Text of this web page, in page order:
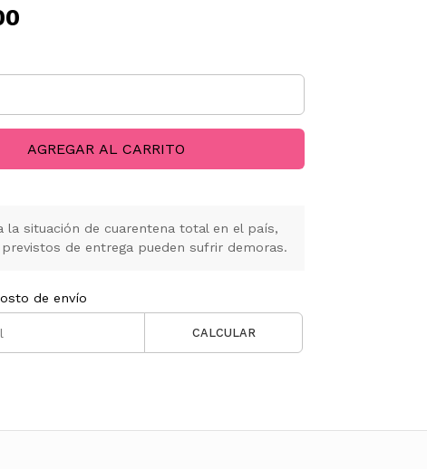
AGREGAR AL CARRITO
la situación de cuarentena total en el país,
de entrega pueden sufrir demoras.
de envío
CALCULAR